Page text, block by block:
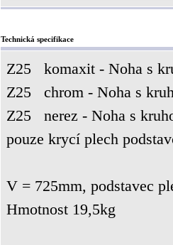
Technická specifikace
Z25 komaxit - Noha s
Z25 chrom - Noha s
Z25 nerez - Noha s
pouze krycí plech
V = 725mm, podstavec
Hmotnost 19,5kg